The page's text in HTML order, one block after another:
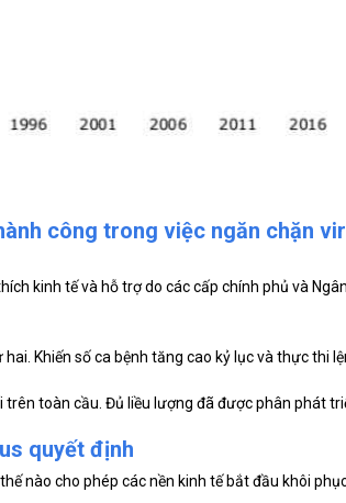
công trong việc ngăn chặn
kinh tế và hỗ trợ do các cấp chính phủ và
Khiến số ca bệnh tăng cao kỷ lục và thực thi
toàn cầu. Đủ liều lượng đã được phân phát
quyết định
nào cho phép các nền kinh tế bắt đầu khôi